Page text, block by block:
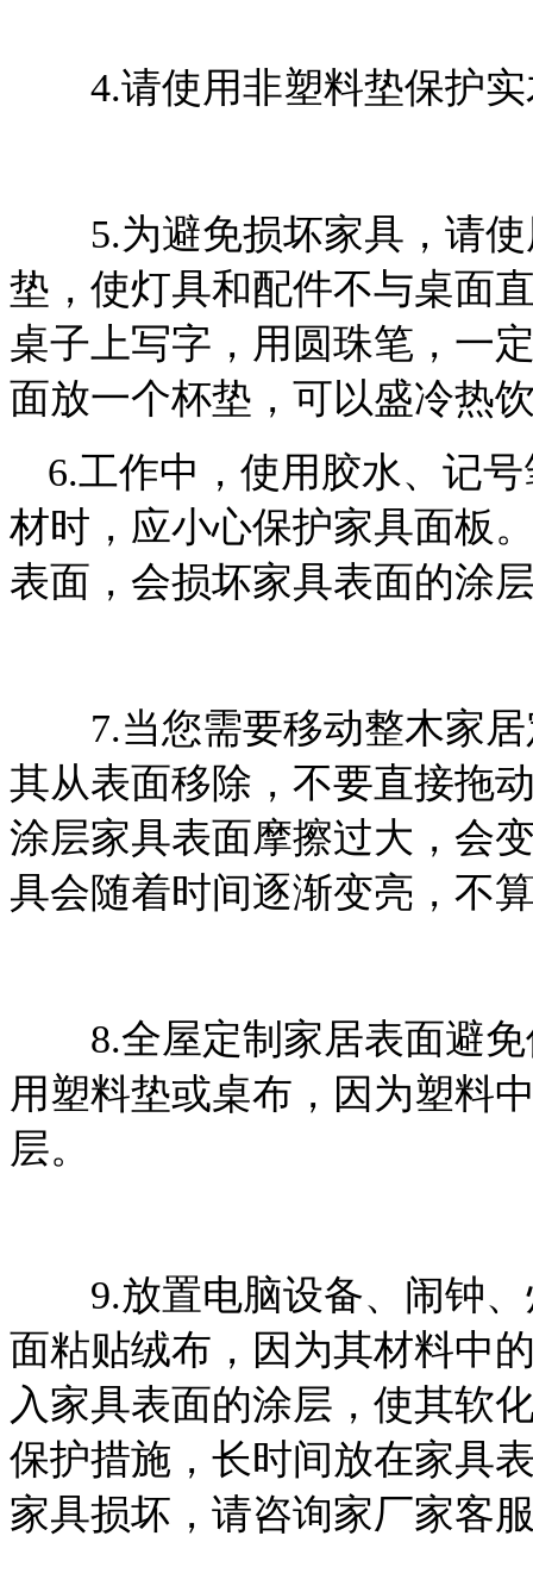
4.请使用非塑料垫保护实
5.为避免损坏家具，请
垫，使灯具和配件不与桌面
桌子上写字，用圆珠笔，一
面放一个杯垫，可以盛冷热
6.工作中，使用胶水、记
材时，应小心保护家具面板
表面，会损坏家具表面的涂
7.当您需要移动整木家
其从表面移除，不要直接拖
涂层家具表面摩擦过大，会
具会随着时间逐渐变亮，不
8.全屋定制家居表面避
用塑料垫或桌布，因为塑料
层。
9.放置电脑设备、闹钟
面粘贴绒布，因为其材料中
入家具表面的涂层，使其软
保护措施，长时间放在家具
家具损坏，请咨询家厂家客